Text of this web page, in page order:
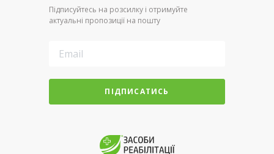
Підписуйтесь на розсилку і отримуйте
актуальні пропозиції на пошту
ПІДПИСАТИСЬ